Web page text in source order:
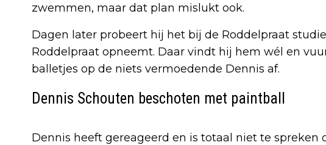
zwemmen, maar dat plan mislukt ook.
Dagen later probeert hij het bij de Roddelpraat
Roddelpraat opneemt. Daar vindt hij hem wél en
balletjes op de niets vermoedende Dennis af.
Dennis Schouten beschoten met paintball
Dennis heeft gereageerd en is totaal niet te spreken